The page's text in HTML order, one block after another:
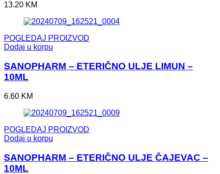
13.20 KM
POGLEDAJ PROIZVOD
Dodaj u korpu
SANOPHARM – ETERIČNO ULJE LIMUN –
10ML
6.60 KM
POGLEDAJ PROIZVOD
Dodaj u korpu
SANOPHARM – ETERIČNO ULJE ČAJEVAC –
10ML